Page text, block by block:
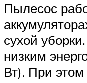
Пылесос
сухой
низким
Вт). При